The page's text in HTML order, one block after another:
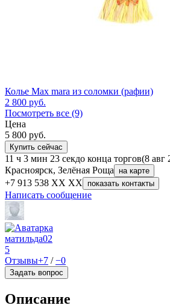
Колье Max mara из соломки (рафии)
2 800 руб.
Посмотреть все (9)
Цена
5 800 руб.
Купить сейчас
11 ч 3 мин 23 секдо конца торгов(8 авг
Красноярск, Зелёная Роща
на карте
+7 913 538 XX XX показать контакты
Написать сообщение
матильда02
5
Отзывы+7 /−0
Задать вопрос
Описание